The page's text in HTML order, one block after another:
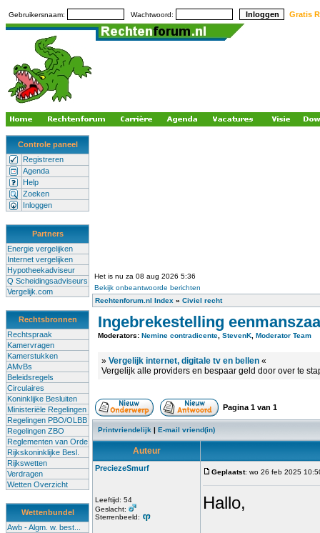
Gebruikersnaam: Wachtwoord: Gratis
Controle paneel
Registreren
Agenda
Help
Zoeken
Inloggen
Partners
Energie vergelijken
Internet vergelijken
Hypotheekadviseur
Q Scheidingsadviseurs
Vergelijk.com
Rechtsbronnen
Rechtspraak
Kamervragen
Kamerstukken
AMvBs
Beleidsregels
Circulaires
Koninklijke Besluiten
Ministeriële Regelingen
Regelingen PBO/OLBB
Regelingen ZBO
Reglementen van Orde
Rijkskoninklijke Besl.
Rijkswetten
Verdragen
Wetten Overzicht
Wettenbundel
Awb - Algm. w. best...
Het is nu za 08 aug 2026 5:36
Bekijk onbeantwoorde berichten
Rechtenforum.nl Index » Civiel recht
Ingebrekestelling
Moderators: Nemine contradicente StevenK Moderator Team
» Vergelijk internet, digitale tv en bellen «
Vergelijk alle providers en bespaar geld door over te
Pagina 1 van 1
Printvriendelijk | E-mail vriend(in)
Auteur
PreciezeSmurf
Leeftijd: 54
Geslacht:
Sterrenbeeld:
Geplaatst: wo 26 feb 2025
Hallo,